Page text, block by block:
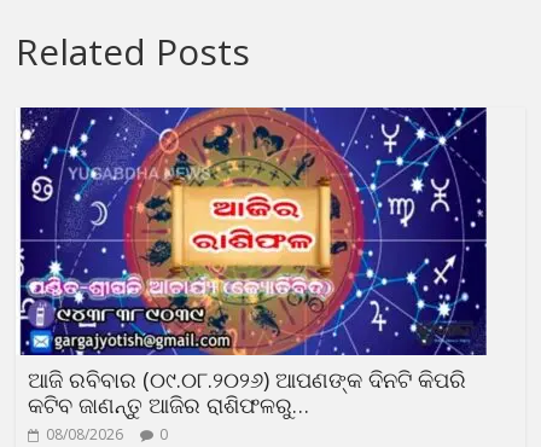
Related Posts
ଆଜି ରବିବାର (୦୯.୦୮.୨୦୨୬) ଆପଣଙ୍କ ଦିନଟି କିପରି
କଟିବ ଜାଣନ୍ତୁ ଆଜିର ରାଶିଫଳରୁ…
08/08/2026 0